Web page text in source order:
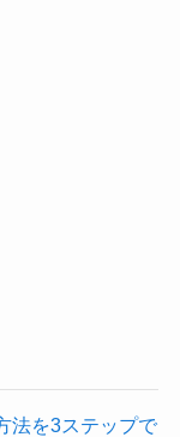
法を3ステップで